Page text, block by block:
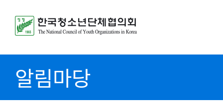
알림마당